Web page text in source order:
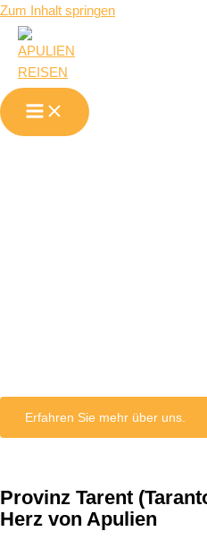
Zum Inhalt springen
Erfahren Sie mehr über uns.
Provinz Tarent
Herz von Apulien